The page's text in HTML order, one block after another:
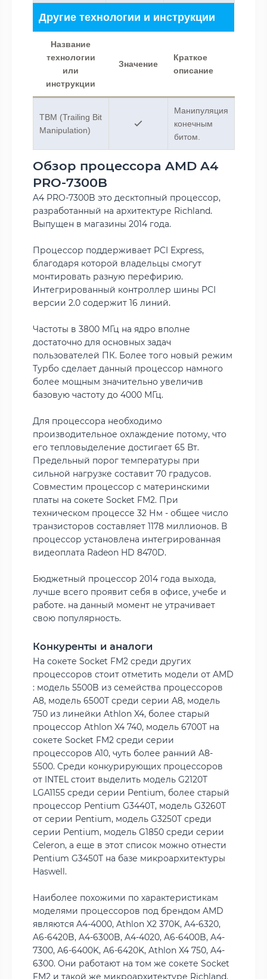
Другие технологии и инструкции
Название
технологии
или
инструкции
Значение
Краткое
описание
TBM (Trailing Bit
Manipulation)
Манипуляция
конечным
битом.
Обзор процессора AMD A4
PRO-7300B
A4 PRO-7300B это десктопный процессор,
разработанный на архитектуре Richland.
Выпущен в магазины 2014 года.
Процессор поддерживает PCI Express,
благодаря которой владельцы смогут
монтировать разную перефирию.
Интегрированный контроллер шины PCI
версии 2.0 содержит 16 линий.
Частоты в 3800 МГц на ядро вполне
достаточно для основных задач
пользователей ПК. Более того новый режим
Турбо сделает данный процессор намного
более мощным значительно увеличив
базовую частоту до 4000 МГц.
Для процессора необходимо
производительное охлаждение потому, что
его тепловыделение достигает 65 Вт.
Предельный порог температуры при
сильной нагрузке составит 70 градусов.
Совместим процессор с материнскими
платы на сокете Socket FM2. При
техническом процессе 32 Нм - общее число
транзисторов составляет 1178 миллионов. В
процессор установлена интегрированная
видеоплата Radeon HD 8470D.
Бюджетный процессор 2014 года выхода,
лучше всего проявит себя в офисе, учебе и
работе. на данный момент не утрачивает
свою популярность.
Конкуренты и аналоги
На сокете Socket FM2 среди других
процессоров стоит отметить модели от AMD
: модель 5500B из семейства процессоров
A8, модель 6500T среди серии A8, модель
750 из линейки Athlon X4, более старый
процессор Athlon X4 740, модель 6700T на
сокете Socket FM2 среди серии
процессоров A10, чуть более ранний A8-
5500. Среди конкурирующих процессоров
от INTEL стоит выделить модель G2120T
LGA1155 среди серии Pentium, более старый
процессор Pentium G3440T, модель G3260T
от серии Pentium, модель G3250T среди
серии Pentium, модель G1850 среди серии
Celeron, а еще в этот список можно отнести
Pentium G3450T на базе микроархитектуры
Haswell.
Наиболее похожими по характеристикам
моделями процессоров под брендом AMD
являются A4-4000, Athlon X2 370K, A4-6320,
A6-6420B, A4-6300B, A4-4020, A6-6400B, A4-
7300, A6-6400K, A6-6420K, Athlon X4 750, A4-
6300. Они работают на том же сокете Socket
FM2 и такой же микроархитектуре Richland.